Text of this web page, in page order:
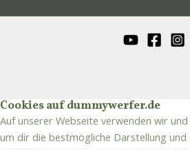
Cookies auf dummywerfer.de
Auf unserer Webseite verwenden wir
um dir die bestmögliche Darstellung und